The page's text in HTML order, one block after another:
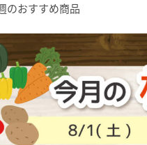
のおすすめ商品